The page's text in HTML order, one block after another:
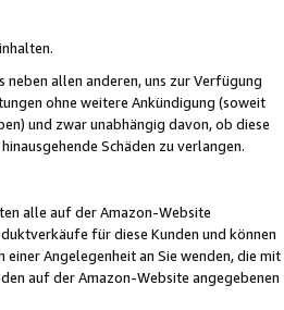
allen anderen, uns zur Verfügung
ohne weitere Ankündigung (soweit
und zwar unabhängig davon, ob diese
Schäden zu verlangen.
alle auf der Amazon-Website
für diese Kunden und können
Angelegenheit an Sie wenden, die mit
auf der Amazon-Website angegebenen